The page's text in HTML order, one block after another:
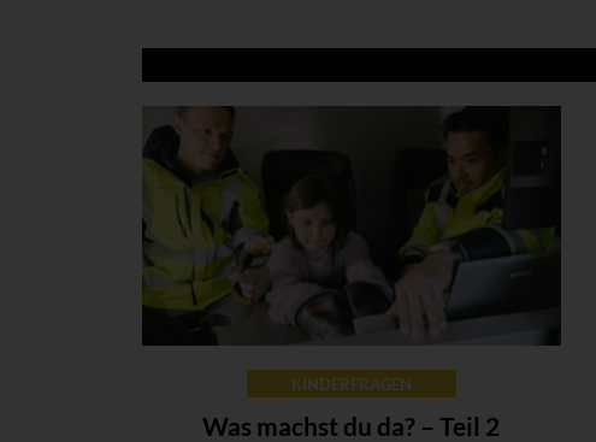
KINDERFRAGEN
Was machst du da? – Teil 2